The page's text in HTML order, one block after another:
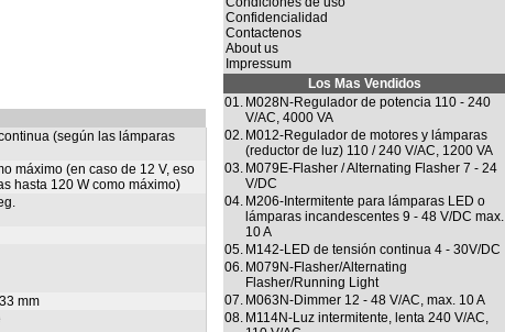
(según las lámparas
máximo (en caso de 12 V, eso
hasta 120 W como máximo)
mm
Confidencialidad
Contactenos
About us
Impressum
Los Mas Vendidos
01. M028N-Regulador de potencia 110 - 240
V/AC, 4000 VA
02. M012-Regulador de motores y lámparas
(reductor de luz) 110 / 240 V/AC, 1200 VA
03. M079E-Flasher / Alternating Flasher 7 - 24
V/DC
04. M206-Intermitente para lámparas LED o
lámparas incandescentes 9 - 48 V/DC max.
10 A
05. M142-LED de tensión continua 4 - 30V/DC
06. M079N-Flasher/Alternating
Flasher/Running Light
07. M063N-Dimmer 12 - 48 V/AC, max. 10 A
08. M114N-Luz intermitente, lenta 240 V/AC,